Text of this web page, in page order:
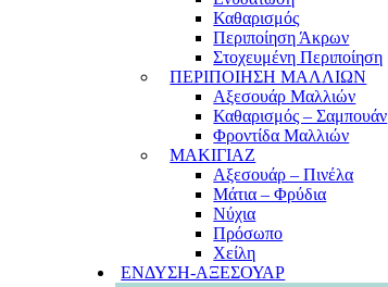
Καθαρισμός
Περιποίηση Άκρων
Στοχευμένη Περιποίηση
ΠΕΡΙΠΟΙΗΣΗ ΜΑΛΛΙΩΝ
Αξεσουάρ Μαλλιών
Καθαρισμός – Σαμπουάν
Φροντίδα Μαλλιών
ΜΑΚΙΓΙΑΖ
Αξεσουάρ – Πινέλα
Μάτια – Φρύδια
Νύχια
Πρόσωπο
Χείλη
ΕΝΔΥΣΗ-ΑΞΕΣΟΥΑΡ